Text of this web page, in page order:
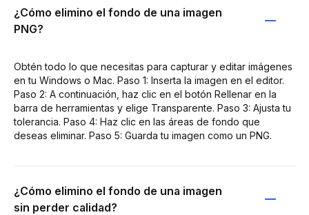
¿Cómo elimino el fondo de una imagen
PNG?
Obtén todo lo que necesitas para capturar y editar imágenes
en tu Windows o Mac. Paso 1: Inserta la imagen en el editor.
Paso 2: A continuación, haz clic en el botón Rellenar en la
barra de herramientas y elige Transparente. Paso 3: Ajusta tu
tolerancia. Paso 4: Haz clic en las áreas de fondo que
deseas eliminar. Paso 5: Guarda tu imagen como un PNG.
¿Cómo elimino el fondo de una imagen
sin perder calidad?